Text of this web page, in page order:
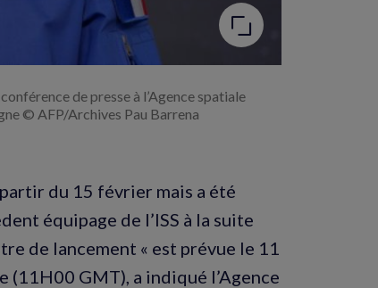
de presse à l’Agence spatiale
© AFP/Archives Pau Barrena
du 15 février mais a été
équipage de l’ISS à la suite
de lancement « est prévue le 11
GMT), a indiqué l’Agence